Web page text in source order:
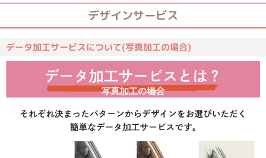
デザインサービス
データ加工サービスについて(写真加工の場合)